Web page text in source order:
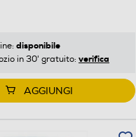
disponibile
in 30' gratuito: verifica
AGGIUNGI